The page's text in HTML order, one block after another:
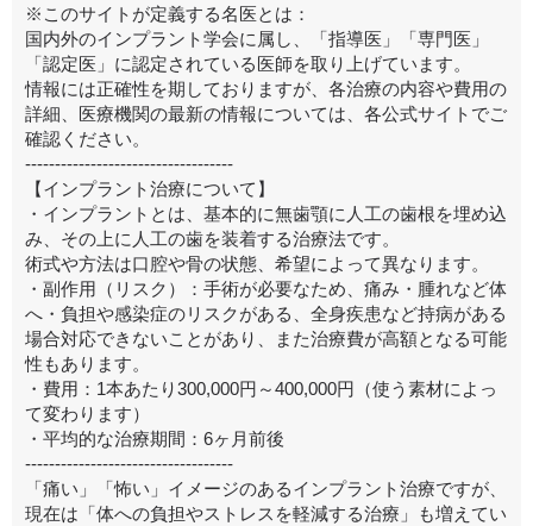
※このサイトが定義する名医とは：
国内外のインプラント学会に属し、「指導医」「専門医」
「認定医」に認定されている医師を取り上げています。
情報には正確性を期しておりますが、各治療の内容や費用の
詳細、医療機関の最新の情報については、各公式サイトでご
確認ください。
-----------------------------------
【インプラント治療について】
・インプラントとは、基本的に無歯顎に人工の歯根を埋め込
み、その上に人工の歯を装着する治療法です。
術式や方法は口腔や骨の状態、希望によって異なります。
・副作用（リスク）：手術が必要なため、痛み・腫れなど体
へ・負担や感染症のリスクがある、全身疾患など持病がある
場合対応できないことがあり、また治療費が高額となる可能
性もあります。
・費用：1本あたり300,000円～400,000円（使う素材によっ
て変わります）
・平均的な治療期間：6ヶ月前後
-----------------------------------
「痛い」「怖い」イメージのあるインプラント治療ですが、
現在は「体への負担やストレスを軽減する治療」も増えてい